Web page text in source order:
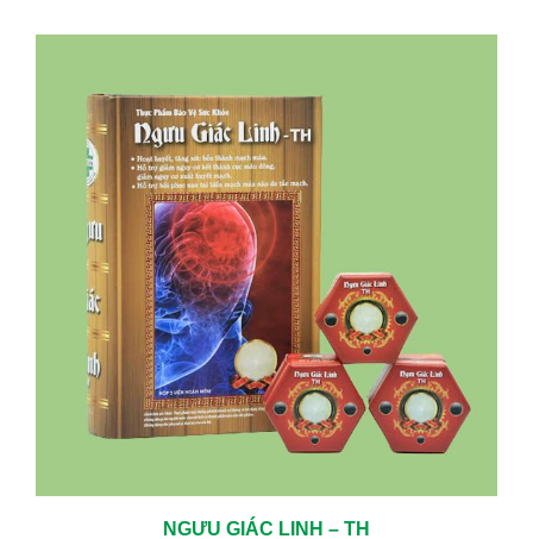
NGƯU GIÁC LINH – TH